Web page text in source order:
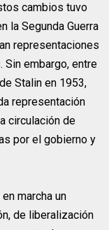
cambios tuvo
la Segunda Guerra
representaciones
embargo, entre
Stalin en 1953,
representación
circulación de
por el gobierno y
marcha un
de liberalización